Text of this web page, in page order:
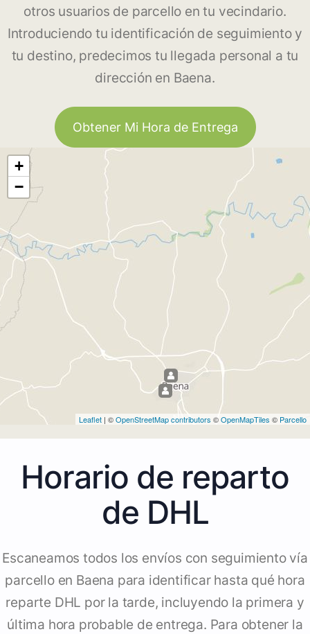
otros usuarios de parcello en tu vecindario.
Introduciendo tu identificación de seguimiento y
tu destino, predecimos tu llegada personal a tu
dirección en Baena.
Obtener Mi Hora de Entrega
+
−
Leaflet | ©OpenStreetMap contributors ©OpenMapTiles © Parcello
Horario de reparto
de DHL
Escaneamos todos los envíos con seguimiento vía
parcello en Baena para identificar hasta qué hora
reparte DHL por la tarde, incluyendo la primera y
última hora probable de entrega. Para obtener la